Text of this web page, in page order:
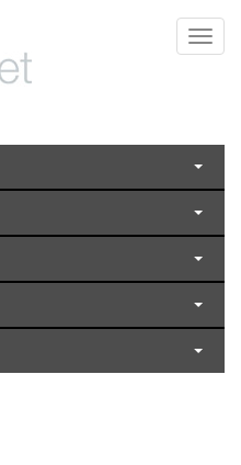
Toggle